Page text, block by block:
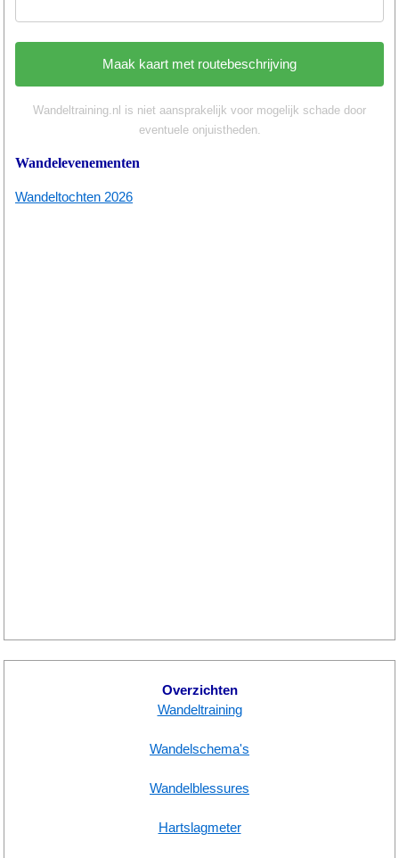
Wandeltraining.nl is niet aansprakelijk voor mogelijk schade door
eventuele onjuistheden.
Wandelevenementen
Wandeltochten 2026
Overzichten
Wandeltraining
Wandelschema's
Wandelblessures
Hartslagmeter